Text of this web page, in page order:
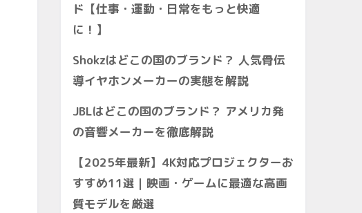
ド【仕事・運動・日常をもっと快適
に！】
Shokzはどこの国のブランド？ 人気骨伝
導イヤホンメーカーの実態を解説
JBLはどこの国のブランド？ アメリカ発
の音響メーカーを徹底解説
【2025年最新】4K対応プロジェクターお
すすめ11選｜映画・ゲームに最適な高画
質モデルを厳選